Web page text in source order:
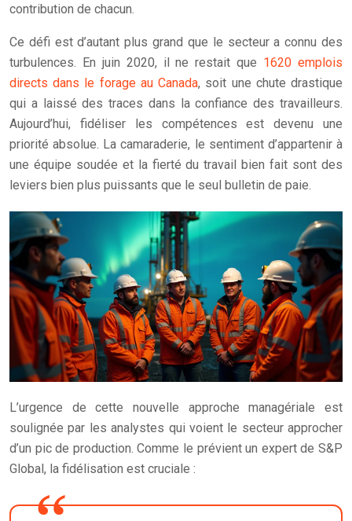
contribution de chacun.
Ce défi est d’autant plus grand que le secteur a connu des
turbulences. En juin 2020, il ne restait que 1620 emplois
directs dans le forage au Canada, soit une chute drastique
qui a laissé des traces dans la confiance des travailleurs.
Aujourd’hui, fidéliser les compétences est devenu une
priorité absolue. La camaraderie, le sentiment d’appartenir à
une équipe soudée et la fierté du travail bien fait sont des
leviers bien plus puissants que le seul bulletin de paie.
L’urgence de cette nouvelle approche managériale est
soulignée par les analystes qui voient le secteur approcher
d’un pic de production. Comme le prévient un expert de S&P
Global, la fidélisation est cruciale :